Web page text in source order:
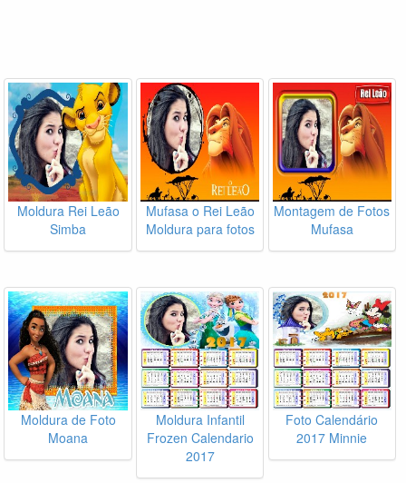
Moldura Rei Leão
Simba
Mufasa o Rei Leão
Moldura para fotos
Montagem de Fotos
Mufasa
Moldura de Foto
Moana
Moldura Infantil
Frozen Calendario
2017
Foto Calendário
2017 Minnie